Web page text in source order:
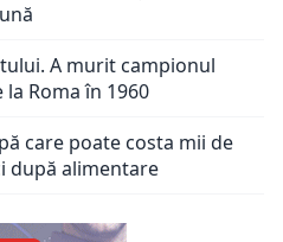
A murit campionul
Roma în 1960
care poate costa mii de
după alimentare